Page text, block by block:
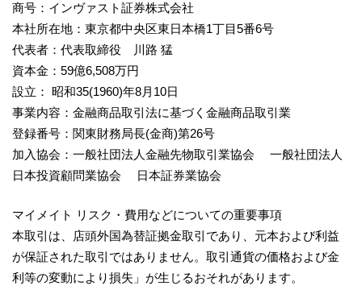
商号：インヴァスト証券株式会社
本社所在地：東京都中央区東日本橋1丁目5番6号
代表者：代表取締役 川路 猛
資本金：59億6,508万円
設立： 昭和35(1960)年8月10日
事業内容：金融商品取引法に基づく金融商品取引業
登録番号：関東財務局長(金商)第26号
加入協会：一般社団法人金融先物取引業協会 一般社団法人
日本投資顧問業協会 日本証券業協会
マイメイト リスク・費用などについての重要事項
本取引は、店頭外国為替証拠金取引であり、元本および利益
が保証された取引ではありません。取引通貨の価格および金
利等の変動により損失」が生じるおそれがあります。